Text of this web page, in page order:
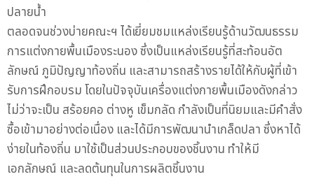
ปลายน้ำ
ตลอดจนช่วงบ่ายคณะฯ ได้เยี่ยมชมแหล่งเรียนรู้ด้านวัฒนธรรม
การแต่งกายพื้นเมืองระนอง ซึ่งเป็นแหล่งเรียนรู้ที่สะท้อนอัต
ลักษณ์ ภูมิปัญญาท้องถิ่น และสามารถสร้างรายได้ให้กับผู้ที่เข้า
รับการฝึกอบรม โดยในปัจจุบันเครื่องแต่งกายพื้นเมืองดังกล่าว
ไม่ว่าจะเป็น สร้อยคอ ต่างหู เข็มกลัด กำลังเป็นที่นิยมและมีคำสั่ง
ซื้อเข้ามาอย่างต่อเนื่อง และได้มีการพัฒนานำเกล็ดปลา ซึ่งหาได้
ง่ายในท้องถิ่น มาใช้เป็นส่วนประกอบของชิ้นงาน ทำให้มี
เอกลักษณ์ และลดต้นทุนในการผลิตชิ้นงาน